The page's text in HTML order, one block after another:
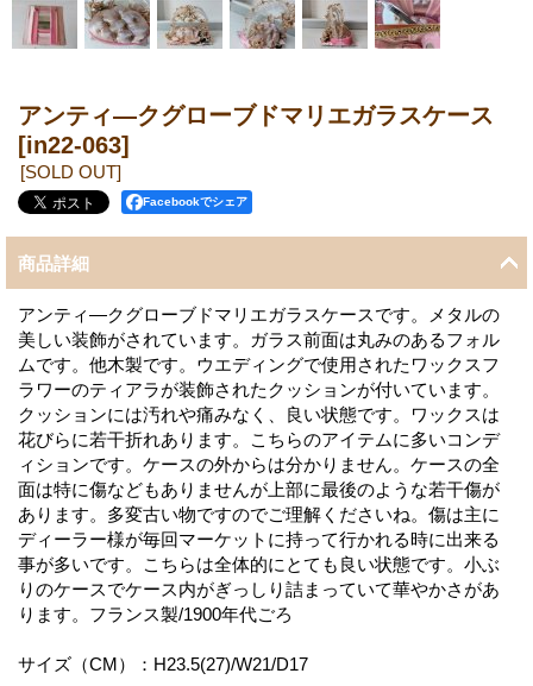
アンティ―クグローブドマリエガラスケース
[in22-063]
[SOLD OUT]
Facebookでシェア
商品詳細
アンティ―クグローブドマリエガラスケースです。メタルの
美しい装飾がされています。ガラス前面は丸みのあるフォル
ムです。他木製です。ウエディングで使用されたワックスフ
ラワーのティアラが装飾されたクッションが付いています。
クッションには汚れや痛みなく、良い状態です。ワックスは
花びらに若干折れあります。こちらのアイテムに多いコンデ
ィションです。ケースの外からは分かりません。ケースの全
面は特に傷などもありませんが上部に最後のような若干傷が
あります。多変古い物ですのでご理解くださいね。傷は主に
ディーラー様が毎回マーケットに持って行かれる時に出来る
事が多いです。こちらは全体的にとても良い状態です。小ぶ
りのケースでケース内がぎっしり詰まっていて華やかさがあ
ります。フランス製/1900年代ごろ
サイズ（CM）：H23.5(27)/W21/D17